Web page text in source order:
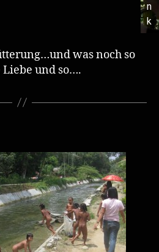
n
k
was noch so
und so….